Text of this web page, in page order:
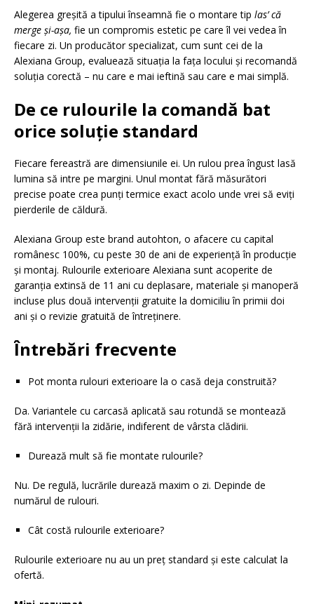
Alegerea greșită a tipului înseamnă fie o montare tip las’ că
merge și-așa, fie un compromis estetic pe care îl vei vedea în
fiecare zi. Un producător specializat, cum sunt cei de la
Alexiana Group, evaluează situația la fața locului și recomandă
soluția corectă – nu care e mai ieftină sau care e mai simplă.
De ce rulourile la comandă bat
orice soluție standard
Fiecare fereastră are dimensiunile ei. Un rulou prea îngust lasă
lumina să intre pe margini. Unul montat fără măsurători
precise poate crea punți termice exact acolo unde vrei să eviți
pierderile de căldură.
Alexiana Group este brand autohton, o afacere cu capital
românesc 100%, cu peste 30 de ani de experiență în producție
și montaj. Rulourile exterioare Alexiana sunt acoperite de
garanția extinsă de 11 ani cu deplasare, materiale și manoperă
incluse plus două intervenții gratuite la domiciliu în primii doi
ani și o revizie gratuită de întreținere.
Întrebări frecvente
Pot monta rulouri exterioare la o casă deja construită?
Da. Variantele cu carcasă aplicată sau rotundă se montează
fără intervenții la zidărie, indiferent de vârsta clădirii.
Durează mult să fie montate rulourile?
Nu. De regulă, lucrările durează maxim o zi. Depinde de
numărul de rulouri.
Cât costă rulourile exterioare?
Rulourile exterioare nu au un preț standard și este calculat la
ofertă.